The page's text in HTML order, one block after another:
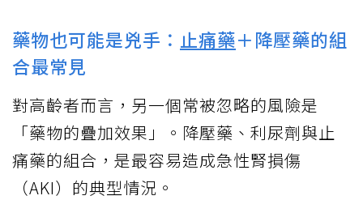
藥物也可能是兇手： 止痛藥＋降壓藥的組
合最常見
對高齡者而言，另一個常被忽略的風險是
「藥物的疊加效果」。降壓藥、利尿劑與止
痛藥的組合，是最容易造成急性腎損傷
（AKI）的典型情況。